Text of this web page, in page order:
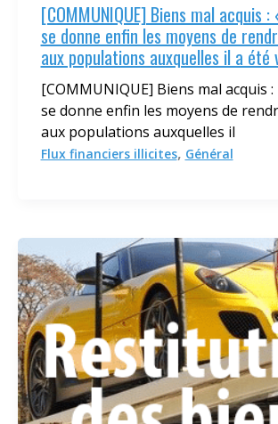
[COMMUNIQUE] Biens mal acquis
se donne enfin les moyens de
aux populations auxquelles il a été
[COMMUNIQUE] Biens mal acquis :
se donne enfin les moyens de
aux populations auxquelles il
Flux financiers illicites, Général